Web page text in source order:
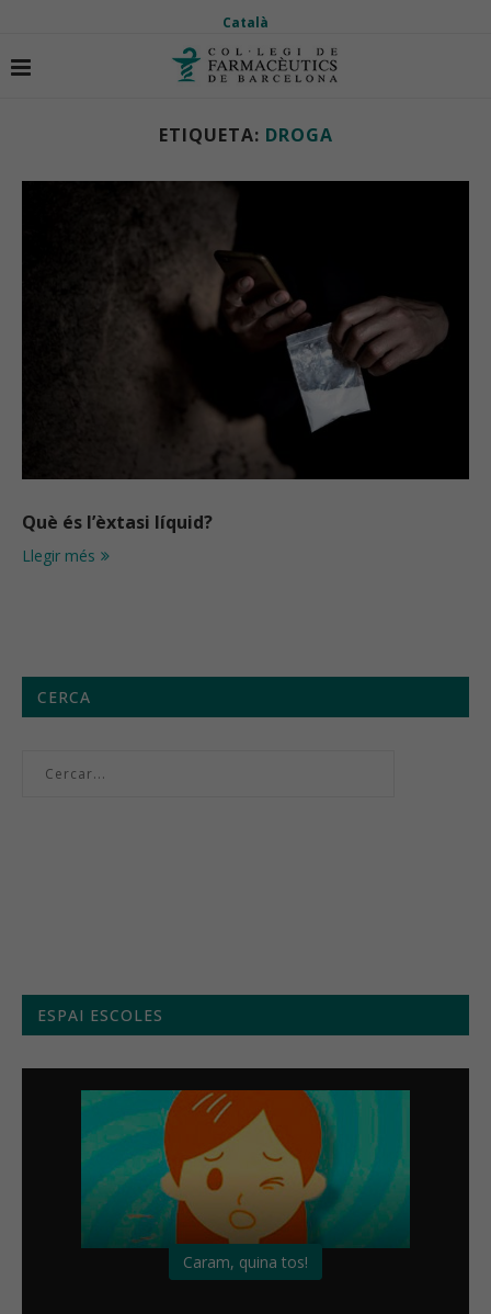
Català
Inici Articles etiquetas amb "droga"
ETIQUETA: DROGA
Què és l’èxtasi líquid?
Llegir més
CERCA
ESPAI ESCOLES
Caram, quina tos!